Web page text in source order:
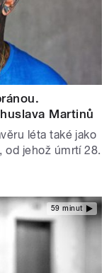
Martinů
léta také jako
od jehož úmrtí 28.
59 minut